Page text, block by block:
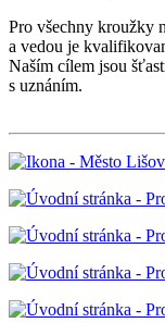
Pro všechny kroužky
a vedou je
Naším cílem jsou
s uznáním.